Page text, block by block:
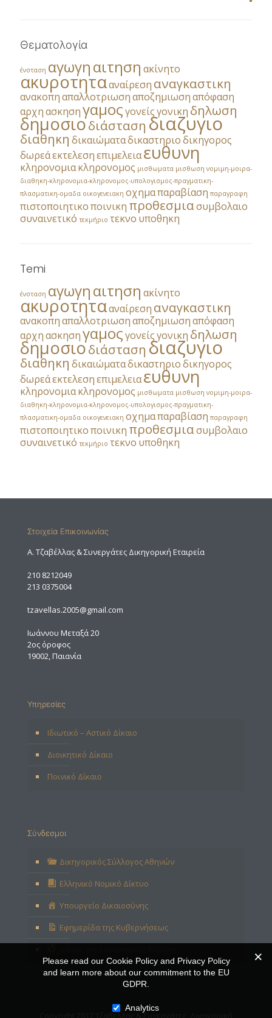
Θεματολογία
ένσταση αγωγηαιτηση ακίνητο
ακυροτητααναίρεση αναγκαστικη
ανακοπηαπαλλοτριωσηαποζημιωσηαπόφαση
αρχηασκησηγαμοςγονείςγονικη δηλωση
δημοσιοδιάσταση διαζυγιο
διαθηκη δικαιώματαδικαστηριοδικηγορος
δωρεάεκτελεσηεπιμελειαευθυνη
κληρονομιακληρονομος μισθωματα μισθωση νομιμη-μοιρα-
διαθηκη-κληρονομια-κληρονομος-υπολογισμος-πραγματικη-
πλασματικη-ομαδα οικογενειακη οχημαπαραβίαση παραγραφη
πιστοποιητικοποινικη προθεσμιασυμβολαιο
συναινετικό τεκμήριο τεκνο υποθηκη
Temi
ένσταση αγωγηαιτηση ακίνητο
ακυροτητααναίρεση αναγκαστικη
ανακοπηαπαλλοτριωσηαποζημιωσηαπόφαση
αρχηασκησηγαμοςγονείςγονικη δηλωση
δημοσιοδιάσταση διαζυγιο
διαθηκη δικαιώματαδικαστηριοδικηγορος
δωρεάεκτελεσηεπιμελειαευθυνη
κληρονομιακληρονομος μισθωματα μισθωση νομιμη-μοιρα-
διαθηκη-κληρονομια-κληρονομος-υπολογισμος-πραγματικη-
πλασματικη-ομαδα οικογενειακη οχημαπαραβίαση παραγραφη
πιστοποιητικοποινικη προθεσμιασυμβολαιο
συναινετικό τεκμήριο τεκνο υποθηκη
Στοιχεία Επικοινωνίας
A. Τζαβέλλας & Συνεργάτες Δικηγορική Εταιρεία
210 8212049
213 0375004
tzavellas.2005@gmail.com
Ιωάννου Μεταξά 20
2ος όροφος
19002, Παιανία
Υπηρεσίες
Ιδιωτικό – Αστικό Δίκαιο
Διοικητικό Δίκαιο
Ποινικό Δίκαιο
Σύνδεσμοι
Δικηγορικός Σύλλογος Αθηνών
Ελληνικό Νομικό Δίκτυο
Υπουργείο Δικαιοσύνης
Εφημερίδα της Κυβερνήσεως
Copyright 2017 Τζαβέλλας & Συνεργάτες, Δικηγορική
Please read our Cookie Policy and Privacy Policy
and learn more about our commitment to the EU
GDPR.
Analytics